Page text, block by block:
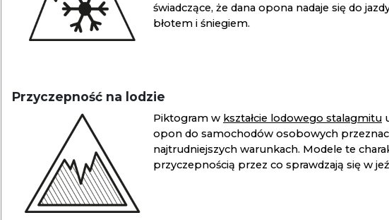
świadczące, że dana opona nadaje się do
błotem i śniegiem.
Przyczepność na lodzie
Piktogram w kształcie lodowego stalagmitu
opon do samochodów osobowych
najtrudniejszych warunkach. Modele te
przyczepnością przez co sprawdzają się w